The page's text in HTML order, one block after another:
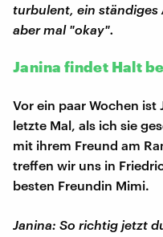
turbulent, ein ständiges
aber mal "okay".
Janina findet Halt
Vor ein paar Wochen ist
letzte Mal, als ich sie
mit ihrem Freund am
treffen wir uns in
besten Freundin Mimi.
Janina: So richtig jetzt